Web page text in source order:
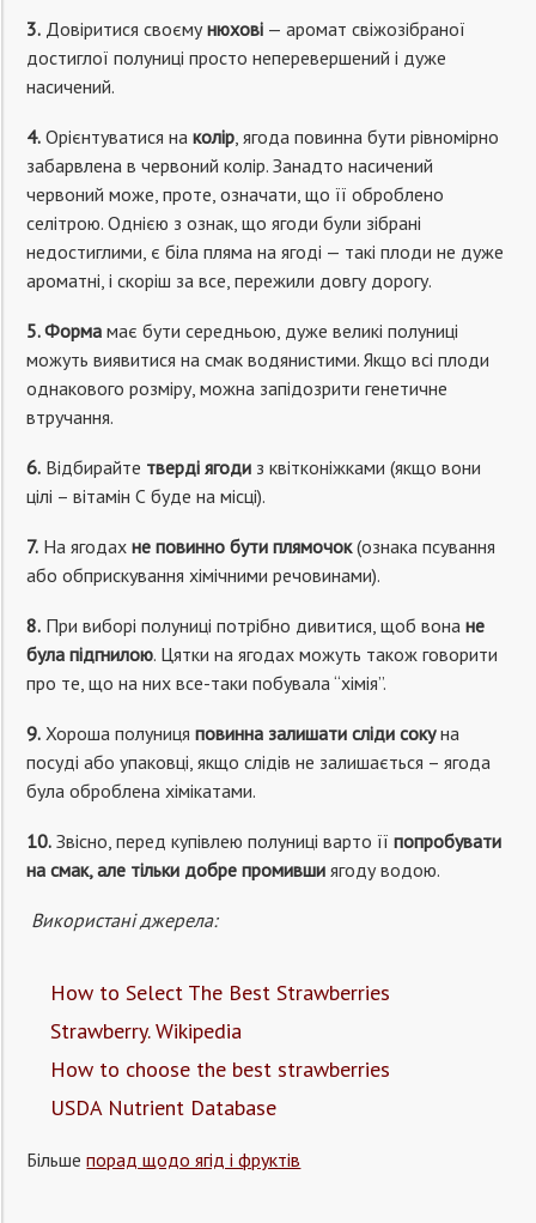
3. Довіритися своємунюхові — аромат свіжозібраної
достиглої полуниці просто неперевершений і дуже
насичений.
4. Орієнтуватися наколір , ягода повинна бути рівномірно
забарвлена в червоний колір. Занадто насичений
червоний може, проте, означати, що її оброблено
селітрою. Однією з ознак, що ягоди були зібрані
недостиглими, є біла пляма на ягоді — такі плоди не дуже
ароматні, і скоріш за все, пережили довгу дорогу.
5. Форма має бути середньою, дуже великі полуниці
можуть виявитися на смак водянистими. Якщо всі плоди
однакового розміру, можна запідозрити генетичне
втручання.
6. Відбирайте тверді ягоди з квітконіжками (якщо вони
цілі – вітамін С буде на місці).
7. На ягодахне повинно бути плямочок(ознака псування
або обприскування хімічними речовинами).
8. При виборі полуниці потрібно дивитися, щоб вонане
була підгнилою. Цятки на ягодах можуть також говорити
про те, що на них все-таки побувала “хімія”.
9. Хороша полуниця повинна залишати сліди сокуна
посуді або упаковці, якщо слідів не залишається – ягода
була оброблена хімікатами.
10. Звісно, перед купівлею полуниці варто їїпопробувати
на смак, але тільки добре промивши ягоду водою.
Використані джерела:
How to Select The Best Strawberries
Strawberry. Wikipedia
How to choose the best strawberries
USDA Nutrient Database
Більшепорад щодо ягід і фруктів